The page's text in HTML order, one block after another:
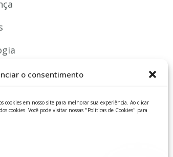
o consentimento
cookies em nosso site para melhorar sua experiência. Ao clicar
cookies. Você pode visitar nossas "Políticas de Cookies" para